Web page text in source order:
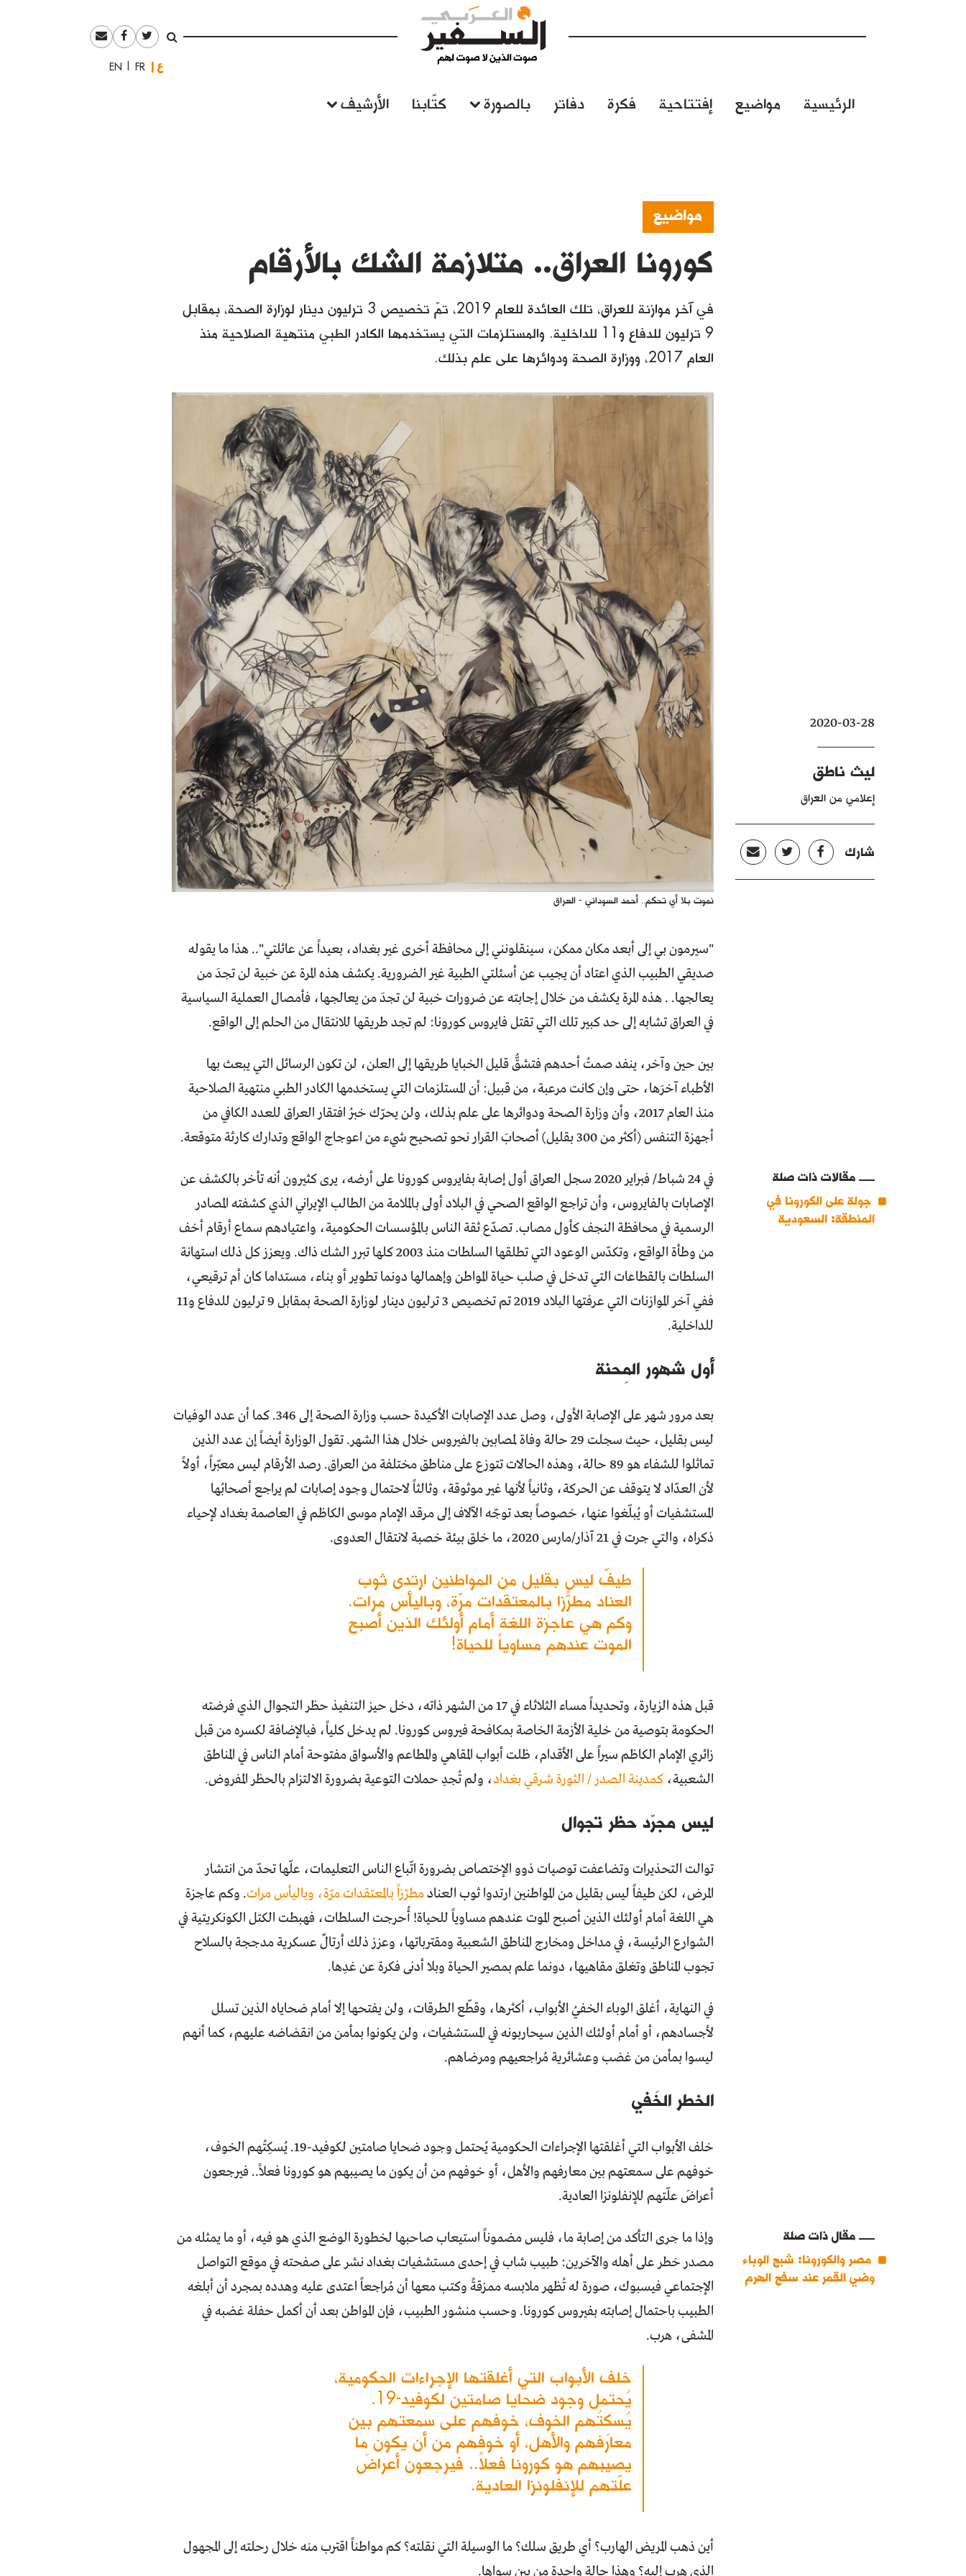
العربيةFrançais
English
الرئيسية مواضيع إفتتاحية فكرة دفاتر بالصورة كتّابنا الأرشيف
مواضيع
كورونا العراق.. متلازمة الشك بالأرقام
في آخر موازنة للعراق، تلك العائدة للعام 2019، تمّ تخصيص 3 ترليون دينار لوزارة الصحة، بمقابل
9 ترليون للدفاع و11 للداخلية. والمستلزمات التي يستخدمها الكادر الطبي منتهية الصلاحية منذ
العام 2017، ووزارة الصحة ودوائرها على علم بذلك.
2020-03-28
ليث ناطق
إعلامي من العراق
شارك
نموت بلا أي تحكم.. أحمد السوداني - العراق
"سيرمون بي إلى أبعد مكان ممكن، سينقلونني إلى محافظة أخرى غير بغداد، بعيداً عن عائلتي".. هذا ما يقوله
صديقي الطبيب الذي اعتاد أن يجيب عن أسئلتي الطبية غير الضرورية. يكشف هذه المرة عن خبية لن تجدَ من
يعالجها. . هذه المرة يكشف من خلال إجابته عن ضرورات خبية لن تجدَ من يعالجها، فأمصال العملية السياسية
في العراق تشابه إلى حد كبير تلك التي تقتل فايروس كورونا: لم تجد طريقها للانتقال من الحلم إلى الواقع.
بين حين وآخر، ينفد صمتُ أحدهم فتشقُّ قليل الخبايا طريقها إلى العلن، لن تكون الرسائل التي يبعث بها
الأطباء آخرَها، حتى وإن كانت مرعبة، من قبيل: أن المستلزمات التي يستخدمها الكادر الطبي منتهية الصلاحية
منذ العام 2017، وأن وزارة الصحة ودوائرها على علم بذلك، ولن يحرّك خبرُ افتقار العراق للعدد الكافي من
أجهزة التنفس (أكثر من 300 بقليل) أصحابَ القرار نحو تصحيح شيء من اعوجاج الواقع وتدارك كارثة متوقعة.
مقالات ذات صلة
جولة على الكورونا في
المنطقة: السعودية
في 24 شباط/ فبراير 2020 سجل العراق أول إصابة بفايروس كورونا على أرضه، يرى كثيرون أنه تأخر بالكشف عن
الإصابات بالفايروس، وأن تراجع الواقع الصحي في البلاد أولى بالملامة من الطالب الإيراني الذي كشفته المصادر
الرسمية في محافظة النجف كأول مصاب. تصدّع ثقة الناس بالمؤسسات الحكومية، واعتيادهم سماع أرقام أخف
من وطأة الواقع، وتكدّس الوعود التي تطلقها السلطات منذ 2003 كلها تبرر الشك ذاك. ويعزز كل ذلك استهانة
السلطات بالقطاعات التي تدخل في صلب حياة المواطن وإهمالها دونما تطوير أو بناء، مستداما كان أم ترقيعي،
ففي آخر الموازنات التي عرفتها البلاد 2019 تم تخصيص 3 ترليون دينار لوزارة الصحة بمقابل 9 ترليون للدفاع و11
للداخلية.
أول شهور المِحنة
بعد مرور شهر على الإصابة الأولى، وصل عدد الإصابات الأكيدة حسب وزارة الصحة إلى 346. كما أن عدد الوفيات
ليس بقليل، حيث سجلت 29 حالة وفاة لمصابين بالفيروس خلال هذا الشهر. تقول الوزارة أيضاً إن عدد الذين
تماثلوا للشفاء هو 89 حالة، وهذه الحالات تتوزع على مناطق مختلفة من العراق. رصد الأرقام ليس معبّراً، أولاً
لأن العدّاد لا يتوقف عن الحركة، وثانياً لأنها غير موثوقة، وثالثاً لاحتمال وجود إصابات لم يراجع أصحابُها
المستشفيات أو يُبلّغوا عنها، خصوصاً بعد توجّه الآلاف إلى مرقد الإمام موسى الكاظم في العاصمة بغداد لإحياء
ذكراه، والتي جرت في 21 آذار/مارس 2020، ما خلق بيئة خصبة لانتقال العدوى.
طيفٌ ليس بقليل من المواطنين ارتدى ثوب
العناد مطرّزاً بالمعتقدات مرّة، وباليأس مرات.
وكم هي عاجزة اللغة أمام أولئك الذين أصبح
الموت عندهم مساوياً للحياة!
قبل هذه الزيارة، وتحديداً مساء الثلاثاء في 17 من الشهر ذاته، دخل حيز التنفيذ حظر التجوال الذي فرضته
الحكومة بتوصية من خلية الأزمة الخاصة بمكافحة فيروس كورونا. لم يدخل كلياً، فبالإضافة لكسره من قبل
زائري الإمام الكاظم سيراً على الأقدام، ظلت أبواب المقاهي والمطاعم والأسواق مفتوحة أمام الناس في المناطق
الشعبية، كمدينة الصدر / الثورة شرقي بغداد، ولم تُجدِ حملات التوعية بضرورة الالتزام بالحظر المفروض.
ليس مجرّد حظر تجوال
توالت التحذيرات وتضاعفت توصيات ذوو الإختصاص بضرورة اتّباع الناس التعليمات، علّها تحدّ من انتشار
المرض، لكن طيفاً ليس بقليل من المواطنين ارتدوا ثوب العنادمطرّزاً بالمعتقدات مرّة، وباليأس مرات. وكم عاجزة
هي اللغة أمام أولئك الذين أصبح الموت عندهم مساوياً للحياة! أُحرجت السلطات، فهبطت الكتل الكونكريتية في
الشوارع الرئيسة، في مداخل ومخارج المناطق الشعبية ومقترباتها، وعزز ذلك أرتالٌ عسكرية مدججة بالسلاح
تجوب المناطق وتغلق مقاهيها، دونما علم بمصير الحياة وبلا أدنى فكرة عن غدِها.
في النهاية، أغلق الوباء الخفيُ الأبواب، أكثرها، وقطّع الطرقات، ولن يفتحها إلا أمام ضحاياه الذين تسلل
لأجسادهم، أو أمام أولئك الذين سيحاربونه في المستشفيات، ولن يكونوا بمأمن من انقضاضه عليهم، كما أنهم
ليسوا بمأمن من غضب وعشائرية مُراجعيهم ومرضاهم.
الخطر الخَفي
خلف الأبواب التي أغلقتها الإجراءات الحكومية يُحتمل وجود ضحايا صامتين لكوفيد-19. يُسكِتُهم الخوف،
خوفهم على سمعتهم بين معارفهم والأهل، أو خوفهم من أن يكون ما يصيبهم هو كورونا فعلاً.. فيرجعون
أعراضَ علّتهم للإنفلونزا العادية.
مقال ذات صلة
مصر والكورونا: شبح الوباء
وضي القمر عند سفح الهرم
وإذا ما جرى التأكد من إصابة ما، فليس مضموناً استيعاب صاحبها لخطورة الوضع الذي هو فيه، أو ما يمثله من
مصدر خطر على أهله والآخرين: طبيب شاب في إحدى مستشفيات بغداد نشر على صفحته في موقع التواصل
الإجتماعي فيسبوك، صورة له تُظهر ملابسه ممزقةً وكتب معها أن مُراجعاً اعتدى عليه وهدده بمجرد أن أبلغه
الطبيب باحتمال إصابته بفيروس كورونا. وحسب منشور الطبيب، فإن المواطن بعد أن أكمل حفلة غضبه في
المشفى، هرب.
خلف الأبواب التي أغلقتها الإجراءات الحكومية،
يُحتمل وجود ضحايا صامتين لكوفيد-19.
يُسكِتُهم الخوف، خوفهم على سمعتهم بين
معارفهم والأهل، أو خوفهم من أن يكون ما
يصيبهم هو كورونا فعلاً.. فيرجعون أعراضَ
علّتهم للإنفلونزا العادية.
أين ذهب المريض الهارب؟ أي طريق سلك؟ ما الوسيلة التي نقلته؟ كم مواطناً اقترب منه خلال رحلته إلى المجهول
الذي هرب إليه؟ وهذا حالة واحدة من بين سواها.